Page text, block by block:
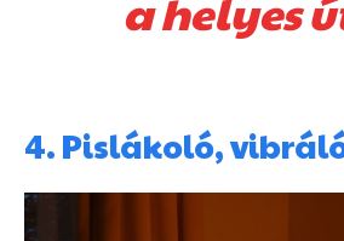
a helyes
4. Pislákoló,